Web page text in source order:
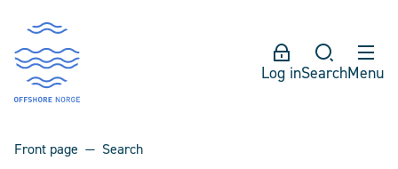
Log inSearchMenu
Front page Search